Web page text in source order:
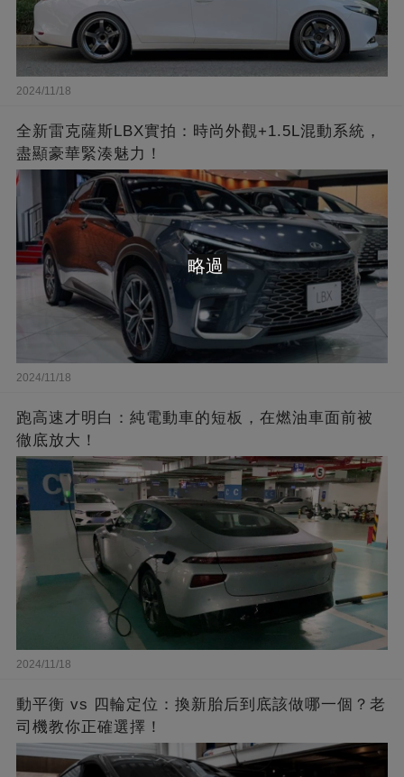
2024/11/18
全新雷克薩斯LBX實拍：時尚外觀+1.5L混動系統，
盡顯豪華緊湊魅力！
2024/11/18
跑高速才明白：純電動車的短板，在燃油車面前被
徹底放大！
2024/11/18
動平衡 vs 四輪定位：換新胎后到底該做哪一個？老
司機教你正確選擇！
略過